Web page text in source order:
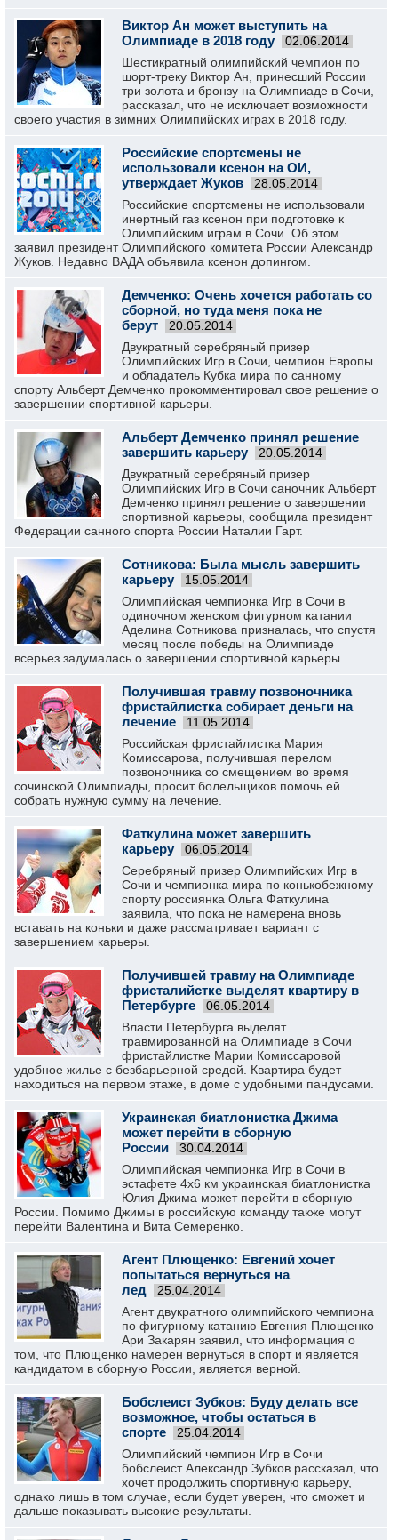
Виктор Ан может выступить на
Олимпиаде в 2018 году
02.06.2014
Шестикратный олимпийский чемпион по
шорт-треку Виктор Ан, принесший России
три золота и бронзу на Олимпиаде в Сочи,
рассказал, что не исключает возможности
своего участия в зимних Олимпийских играх в 2018 году.
Российские спортсмены не
использовали ксенон на ОИ,
утверждает Жуков
28.05.2014
Российские спортсмены не использовали
инертный газ ксенон при подготовке к
Олимпийским играм в Сочи. Об этом
заявил президент Олимпийского комитета России Александр
Жуков. Недавно ВАДА объявила ксенон допингом.
Демченко: Очень хочется работать со
сборной, но туда меня пока не
берут
20.05.2014
Двукратный серебряный призер
Олимпийских Игр в Сочи, чемпион Европы
и обладатель Кубка мира по санному
спорту Альберт Демченко прокомментировал свое решение о
завершении спортивной карьеры.
Альберт Демченко принял решение
завершить карьеру
20.05.2014
Двукратный серебряный призер
Олимпийских Игр в Сочи саночник Альберт
Демченко принял решение о завершении
спортивной карьеры, сообщила президент
Федерации санного спорта России Наталии Гарт.
Сотникова: Была мысль завершить
карьеру
15.05.2014
Олимпийская чемпионка Игр в Сочи в
одиночном женском фигурном катании
Аделина Сотникова призналась, что спустя
месяц после победы на Олимпиаде
всерьез задумалась о завершении спортивной карьеры.
Получившая травму позвоночника
фристайлистка собирает деньги на
лечение
11.05.2014
Российская фристайлистка Мария
Комиссарова, получившая перелом
позвоночника со смещением во время
сочинской Олимпиады, просит болельщиков помочь ей
собрать нужную сумму на лечение.
Фаткулина может завершить
карьеру
06.05.2014
Серебряный призер Олимпийских Игр в
Сочи и чемпионка мира по конькобежному
спорту россиянка Ольга Фаткулина
заявила, что пока не намерена вновь
вставать на коньки и даже рассматривает вариант с
завершением карьеры.
Получившей травму на Олимпиаде
фристалийстке выделят квартиру в
Петербурге
06.05.2014
Власти Петербурга выделят
травмированной на Олимпиаде в Сочи
фристайлистке Марии Комиссаровой
удобное жилье с безбарьерной средой. Квартира будет
находиться на первом этаже, в доме с удобными пандусами.
Украинская биатлонистка Джима
может перейти в сборную
России
30.04.2014
Олимпийская чемпионка Игр в Сочи в
эстафете 4х6 км украинская биатлонистка
Юлия Джима может перейти в сборную
России. Помимо Джимы в российскую команду также могут
перейти Валентина и Вита Семеренко.
Агент Плющенко: Евгений хочет
попытаться вернуться на
лед
25.04.2014
Агент двукратного олимпийского чемпиона
по фигурному катанию Евгения Плющенко
Ари Закарян заявил, что информация о
том, что Плющенко намерен вернуться в спорт и является
кандидатом в сборную России, является верной.
Бобслеист Зубков: Буду делать все
возможное, чтобы остаться в
спорте
25.04.2014
Олимпийский чемпион Игр в Сочи
бобслеист Александр Зубков рассказал, что
хочет продолжить спортивную карьеру,
однако лишь в том случае, если будет уверен, что сможет и
дальше показывать высокие результаты.